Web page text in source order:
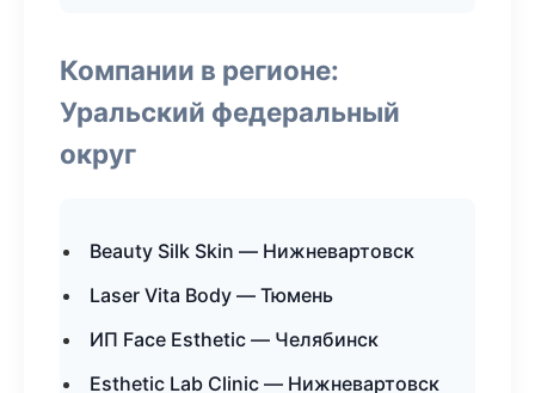
Компании в регионе:
Уральский федеральный
округ
Beauty Silk Skin — Нижневартовск
Laser Vita Body — Тюмень
ИП Face Esthetic — Челябинск
Esthetic Lab Clinic — Нижневартовск